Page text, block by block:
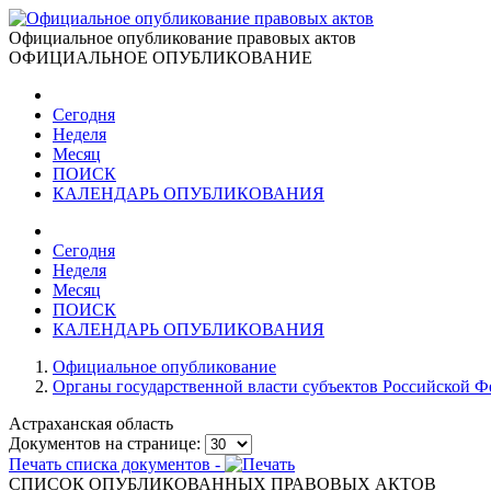
Официальное опубликование правовых актов
ОФИЦИАЛЬНОЕ ОПУБЛИКОВАНИЕ
Сегодня
Неделя
Месяц
ПОИСК
КАЛЕНДАРЬ ОПУБЛИКОВАНИЯ
Сегодня
Неделя
Месяц
ПОИСК
КАЛЕНДАРЬ ОПУБЛИКОВАНИЯ
Официальное опубликование
Органы государственной власти субъектов Российской
Астраханская область
Документов на странице:
Печать списка документов -
СПИСОК ОПУБЛИКОВАННЫХ ПРАВОВЫХ АКТОВ